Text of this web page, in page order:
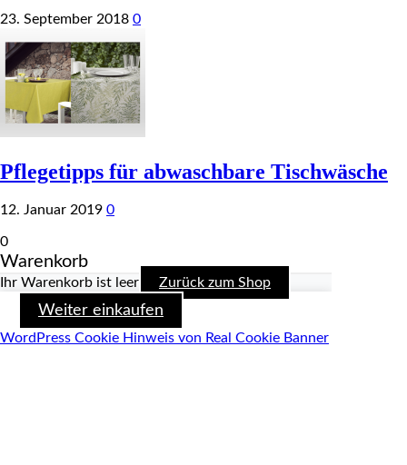
23. September 2018 0
Pflegetipps für abwaschbare Tischwäsche
12. Januar 2019 0
0
Warenkorb
Ihr Warenkorb ist leer Zurück zum Shop
Weiter einkaufen
WordPress Cookie Hinweis von Real Cookie Banner